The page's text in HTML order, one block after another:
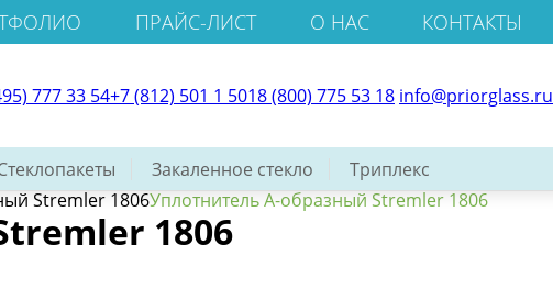
ПРАЙС-ЛИСТ О НАС КОНТАКТЫ
777 33 54+7 (812) 501 1 5018 (800) 775 53 18 info@priorglass.ru
Закаленное стекло Триплекс
Stremler 1806Уплотнитель А-образный Stremler 1806
1806